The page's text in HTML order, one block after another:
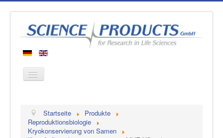
Produkte
Hersteller
Startseite
Produkte
Reproduktionsbiologie
Kryokonservierung von Samen